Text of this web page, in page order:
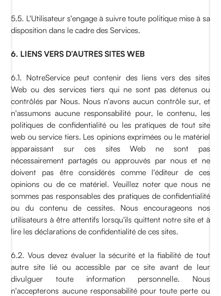
5.5. L'Utilisateur s'engage à suivre toute politique mise à sa
disposition dans le cadre des Services.
6. LIENS VERS D’AUTRES SITES WEB
6.1. NotreService peut contenir des liens vers des sites
Web ou des services tiers qui ne sont pas détenus ou
contrôlés par Nous. Nous n'avons aucun contrôle sur, et
n'assumons aucune responsabilité pour, le contenu, les
politiques de confidentialité ou les pratiques de tout site
web ou service tiers. Les opinions exprimées ou le matériel
apparaissant sur ces sites Web ne sont pas
nécessairement partagés ou approuvés par nous et ne
doivent pas être considérés comme l'éditeur de ces
opinions ou de ce matériel. Veuillez noter que nous ne
sommes pas responsables des pratiques de confidentialité
ou du contenu de cessites. Nous encourageons nos
utilisateurs à être attentifs lorsqu'ils quittent notre site et à
lire les déclarations de confidentialité de ces sites.
6.2. Vous devez évaluer la sécurité et la fiabilité de tout
autre site lié ou accessible par ce site avant de leur
divulguer toute information personnelle. Nous
n'accepterons aucune responsabilité pour toute perte ou